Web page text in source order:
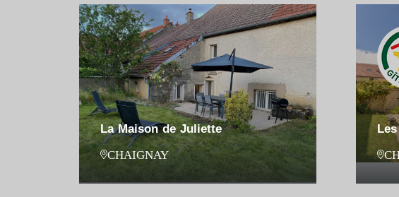
La Maison de Juliette
CHAIGNAY